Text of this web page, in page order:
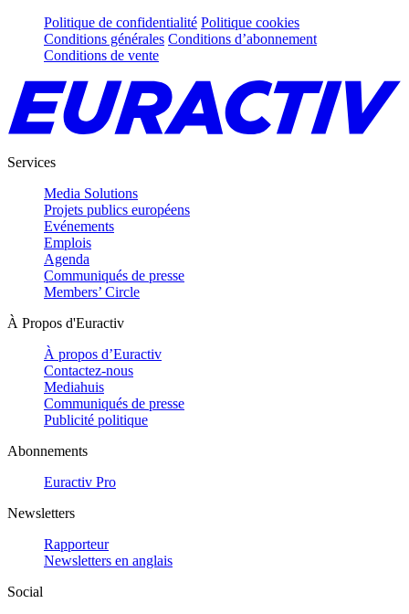
Politique de confidentialité Politique cookies
Conditions générales Conditions d’abonnement
Conditions de vente
Services
Media Solutions
Projets publics européens
Evénements
Emplois
Agenda
Communiqués de presse
Members’ Circle
À Propos d'Euractiv
À propos d’Euractiv
Contactez-nous
Mediahuis
Communiqués de presse
Publicité politique
Abonnements
Euractiv Pro
Newsletters
Rapporteur
Newsletters en anglais
Social